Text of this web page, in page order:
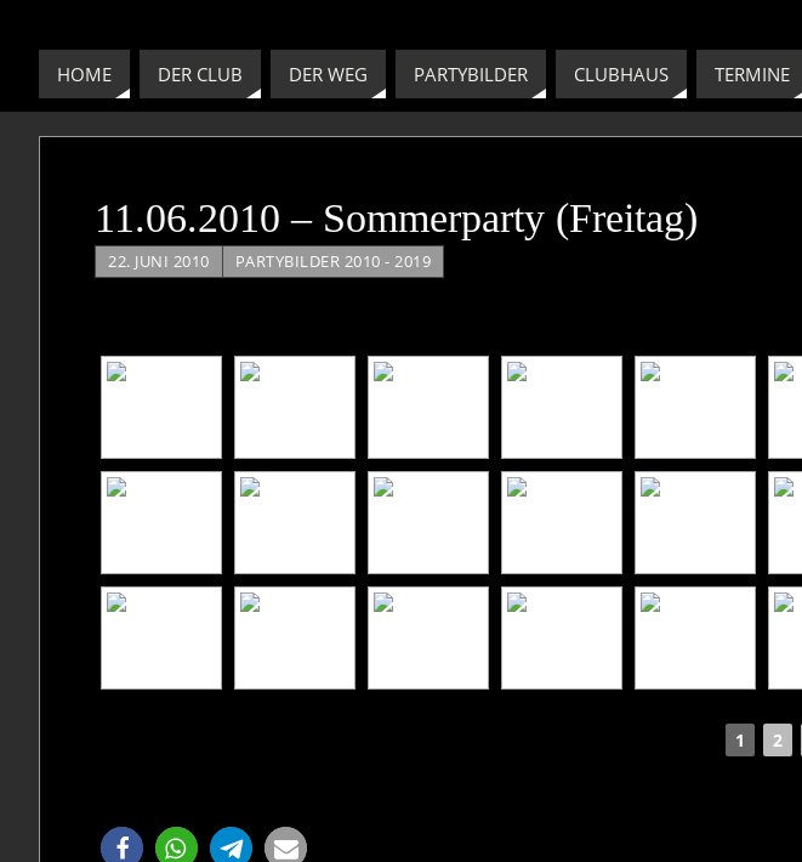
HOME DER CLUB DER WEG PARTYBILDER CLUBHAUS TERMINE
11.06.2010 – Sommerparty (Freitag)
22. JUNI 2010 PARTYBILDER 2010 - 2019
1 2